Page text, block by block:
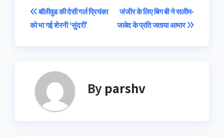
Post
navigation
जंजीर के लिए बिग बी ने सलीम-
जावेद के प्रति जताया आभार
बॉलीवुड की देसी गर्ल प्रियंका
को भा गई शेरनी ‘सुंदरी’
By parshv